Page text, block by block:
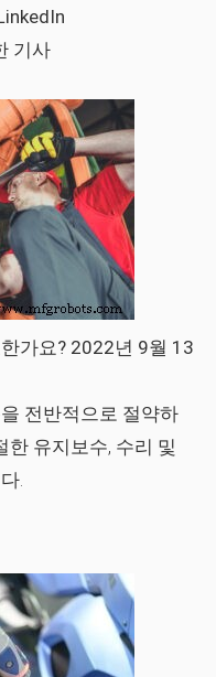
기사
가요? 2022년 9월 13
전반적으로 절약하
한 유지보수, 수리 및
.